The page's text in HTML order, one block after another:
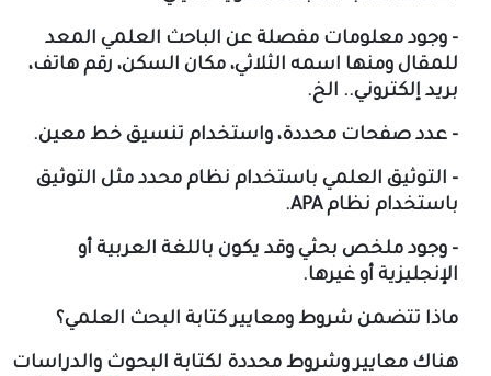
- وجود معلومات مفصلة عن الباحث العلمي المعد
للمقال ومنها اسمه الثلاثي، مكان السكن، رقم هاتف،
بريد إلكتروني.. الخ.
- عدد صفحات محددة، واستخدام تنسيق خط معين.
- التوثيق العلمي باستخدام نظام محدد مثل التوثيق
باستخدام نظامAPA
.
- وجود ملخص بحثي وقد يكون باللغة العربية أو
الإنجليزية أو غيرها.
ماذا تتضمن شروط ومعايير كتابة البحث العلمي؟
هناك معايير وشروط محددة لكتابة البحوث والدراسات